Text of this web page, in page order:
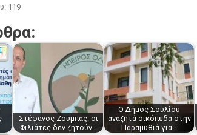
119
Στέφανος Ζούμπας: οι
Φιλιάτες δεν ζητούν…
O Δήμος Σουλίου
αναζητά οικόπεδα στην
Παραμυθιά για…